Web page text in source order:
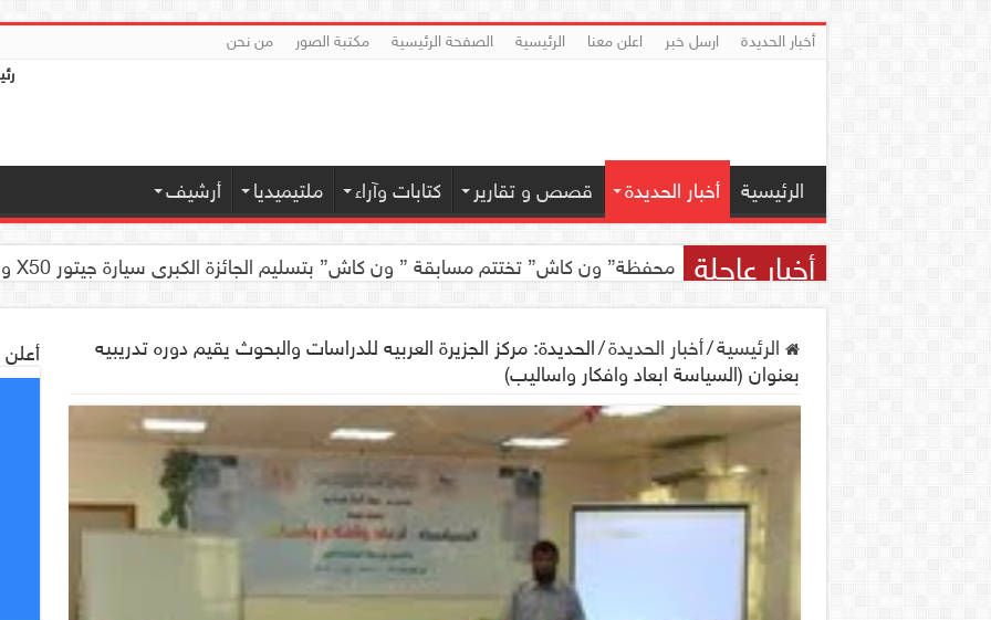
أخبار الحديدة ارسل خبر اعلن معنا الرئيسية الصفحة الرئيسية مكتبة الصور
من نحن
الرئيسية أخبار الحديدة قصص و تقارير كتابات وآراء ملتيميديا أرشيف
أخبار عاجلة محفظة” ون كاش” تختتم مسابقة ” ون كاش” بتسليم الجائزة الكبرى سيارة جيتور X50 والجوائز المالية لموديل 2026 بصنعاء
الرئيسية/أخبار الحديدة/الحديدة: مركز الجزيرة العربيه للدراسات والبحوث يقيم دوره تدريبيه
بعنوان (السياسة ابعاد وافكار واساليب)
أعلن